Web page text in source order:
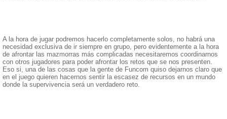
A la hora de jugar podremos hacerlo completamente solos, no habrá una
necesidad exclusiva de ir siempre en grupo, pero evidentemente a la hora
de afrontar las mazmorras más complicadas necesitaremos coordinarnos
con otros jugadores para poder afrontar los retos que se nos presenten.
Eso si, una de las cosas que la gente de Funcom quiso dejarnos claro que
en el juego quieren hacernos sentir la escasez de recursos en un mundo
donde la supervivencia será un verdadero reto.